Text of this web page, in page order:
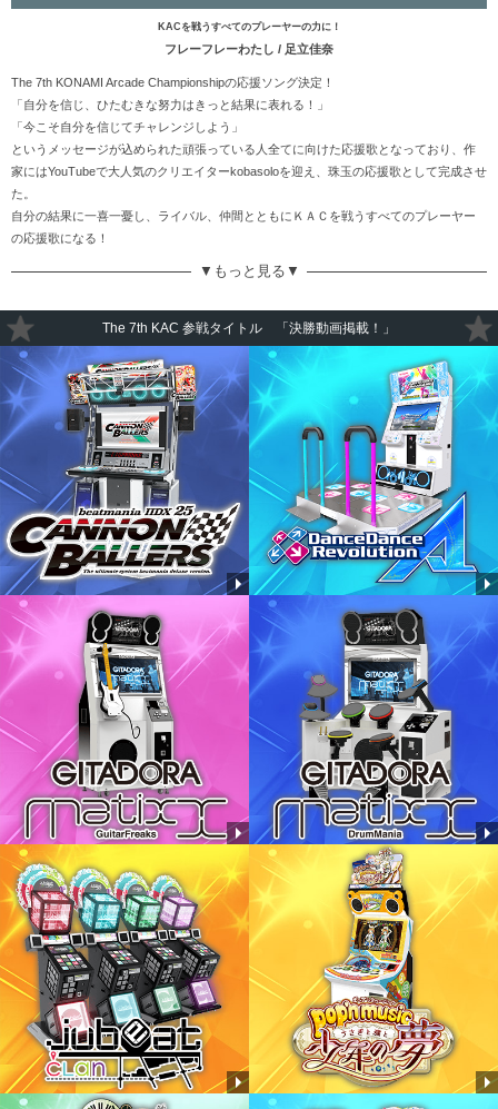
KACを戦うすべてのプレーヤーの力に！
フレーフレーわたし / 足立佳奈
The 7th KONAMI Arcade Championshipの応援ソング決定！
「自分を信じ、ひたむきな努力はきっと結果に表れる！」
「今こそ自分を信じてチャレンジしよう」
というメッセージが込められた頑張っている人全てに向けた応援歌となっており、作
家にはYouTubeで大人気のクリエイターkobasoloを迎え、珠玉の応援歌として完成させ
た。
自分の結果に一喜一憂し、ライバル、仲間とともにＫＡＣを戦うすべてのプレーヤー
の応援歌になる！
▼もっと見る▼
The 7th KAC 参戦タイトル 「決勝動画掲載！」